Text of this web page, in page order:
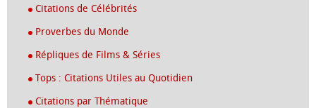
Citations de Célébrités
Proverbes du Monde
Répliques de Films & Séries
Tops : Citations Utiles au Quotidien
Citations par Thématique